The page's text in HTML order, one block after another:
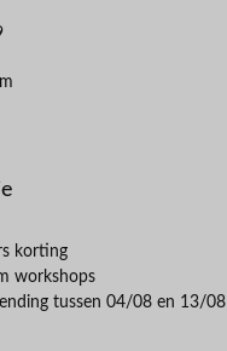
korting
workshops
tussen 04/08 en 13/08